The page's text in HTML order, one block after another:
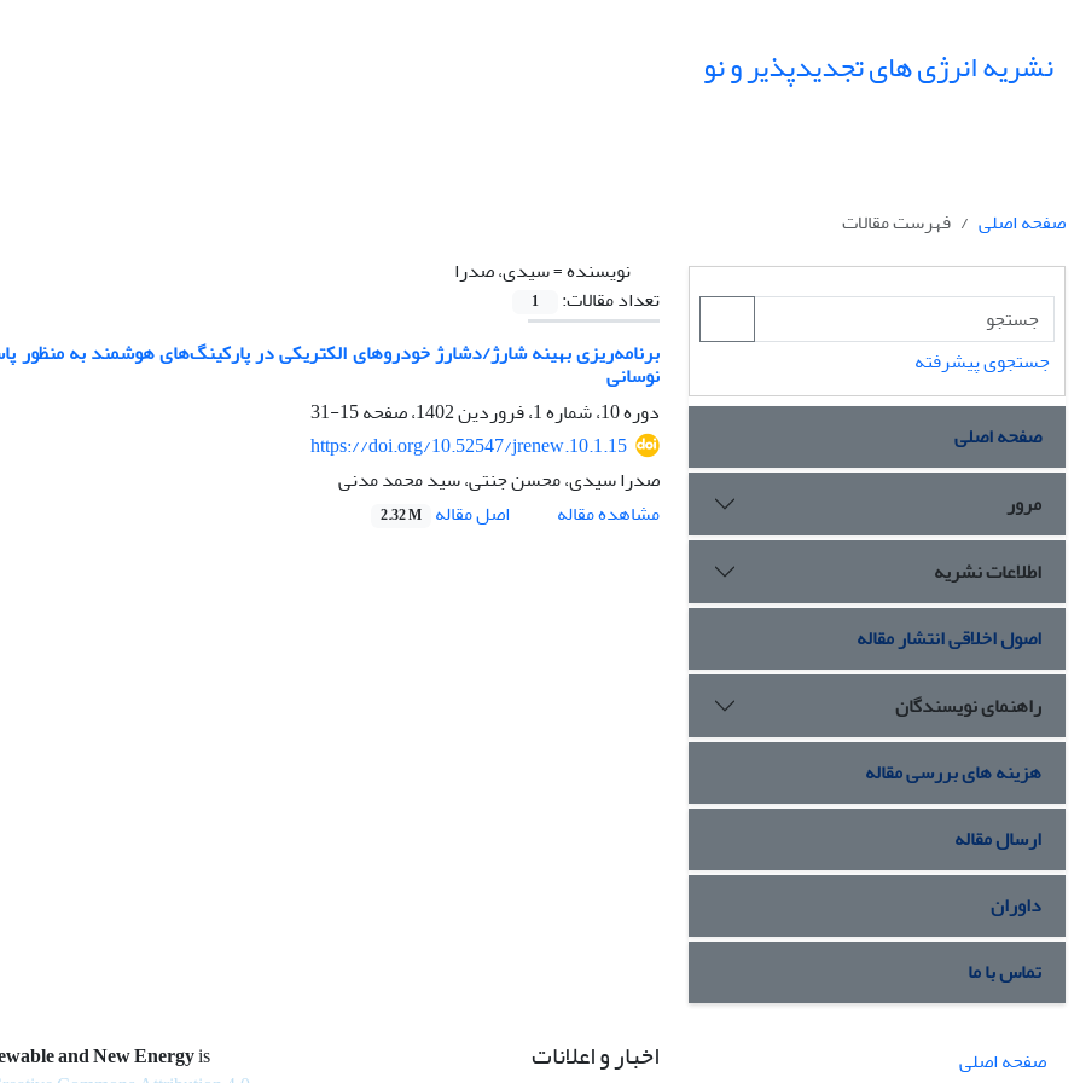
نشریه انرژی های تجدیدپذیر و نو
صفحه اصلی
فهرست مقالات
نویسنده =سیدی، صدرا
تعداد مقالات:
1
برنامه‌ریزی بهینه شارژ/دشارژ خودروهای الکتریکی در پارکینگ‌های هوشمند به منظور
نوسانی
دوره 10، شماره 1، فروردین 1402، صفحه
15-31
https://doi.org/10.52547/jrenew.10.1.15
صدرا سیدی، محسن جنتی، سید محمد مدنی
مشاهده مقاله
اصل مقاله 2.32 M
جستجوی پیشرفته
صفحه اصلی
مرور
اطلاعات نشریه
اصول اخلاقی انتشار مقاله
راهنمای نویسندگان
هزینه های بررسی مقاله
ارسال مقاله
داوران
تماس با ما
صفحه اصلی
اخبار و اعلانات and New Energyis